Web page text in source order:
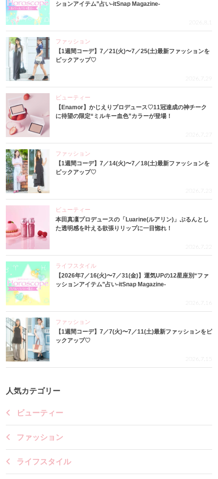
ションアイテム”占い-itSnap Magazine-
2026.8.1
ファッション
【1週間コーデ】7／21(火)〜7／25(土)最新ファッションを
ピックアップ♡
2026.7.29
ビューティー
【Enamor】かじえりプロデュース♡11冠達成の神チーク
に待望の限定“ミルキー血色”カラーが登場！
2026.7.27
ファッション
【1週間コーデ】7／14(火)〜7／18(土)最新ファッションを
ピックアップ♡
2026.7.23
ビューティー
本田真凜プロデュースの「Luarine(ルアリン)」ぷるんとし
た透明感を叶える欲張りリップに一目惚れ！
2026.7.22
ライフスタイル
【2026年7／16(火)〜7／31(金)】運気UPの12星座別“ファ
ッションアイテム”占い-itSnap Magazine-
2026.7.16
ファッション
【1週間コーデ】7／7(火)〜7／11(土)最新ファッションをピ
ックアップ♡
2026.7.15
人気カテゴリー
ビューティー
ファッション
ライフスタイル